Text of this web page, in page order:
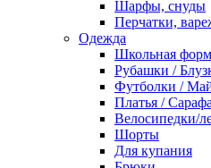
Шарфы, снуды
Перчатки,
Одежда
Школьная
Рубашки /
Футболки /
Платья /
Велосипедки/
Шорты
Для купания